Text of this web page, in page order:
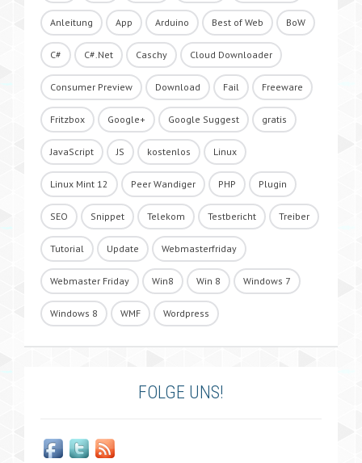
Anleitung App Arduino Best of Web BoW
C# C#.Net Caschy Cloud Downloader
Consumer Preview Download Fail Freeware
Fritzbox Google+ Google Suggest gratis
JavaScript JS kostenlos Linux
Linux Mint 12 Peer Wandiger PHP Plugin
SEO Snippet Telekom Testbericht Treiber
Tutorial Update Webmasterfriday
Webmaster Friday Win8 Win 8 Windows 7
Windows 8 WMF Wordpress
FOLGE UNS!